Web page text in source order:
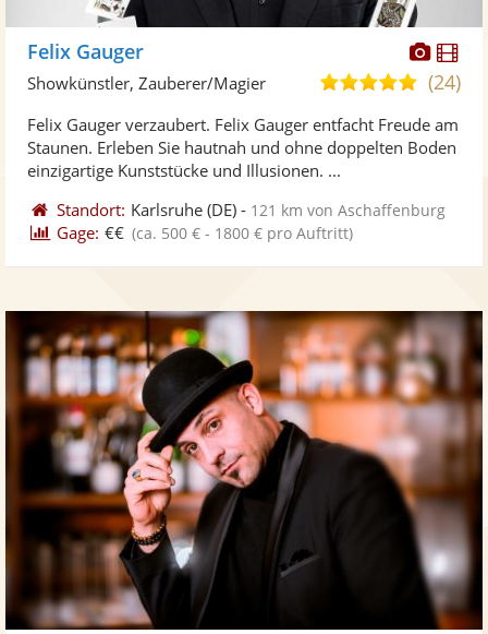
Fotos
Felix Gauger
5,0
5
(24)
Showkünstler, Zauberer/Magier
Felix Gauger verzaubert. Felix Gauger entfacht Freude am
Staunen. Erleben Sie hautnah und ohne doppelten Boden
einzigartige Kunststücke und Illusionen. ...
Standort: Karlsruhe (DE) - 121 km von Aschaffenburg
Gage: €€ (ca. 500 € - 1800 € pro Auftritt)